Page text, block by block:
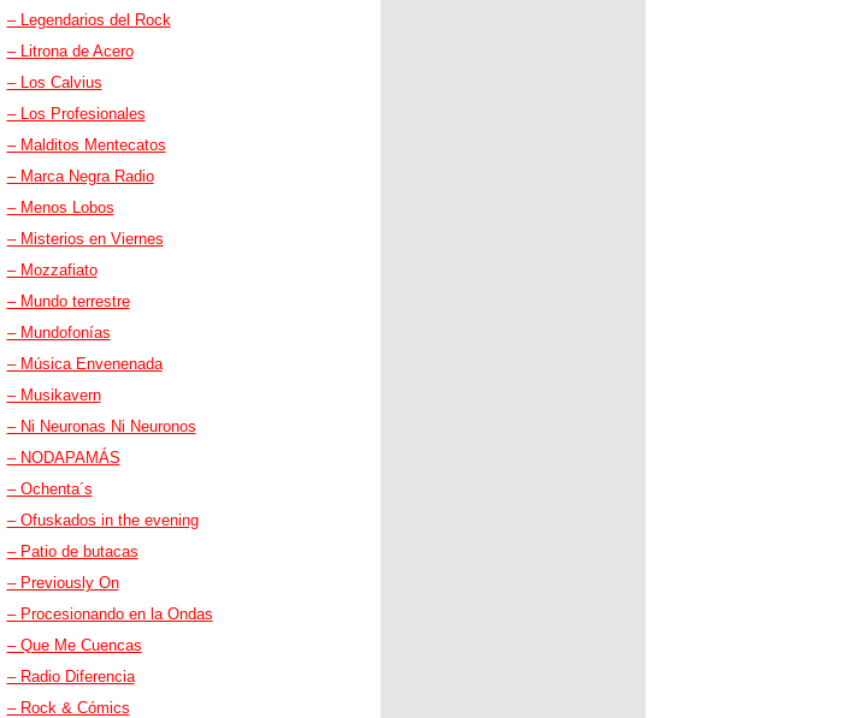
– Legendarios del Rock
– Litrona de Acero
– Los Calvius
– Los Profesionales
– Malditos Mentecatos
– Marca Negra Radio
– Menos Lobos
– Misterios en Viernes
– Mozzafiato
– Mundo terrestre
– Mundofonías
– Música Envenenada
– Musikavern
– Ni Neuronas Ni Neuronos
– NODAPAMÁS
– Ochenta´s
– Ofuskados in the evening
– Patio de butacas
– Previously On
– Procesionando en la Ondas
– Que Me Cuencas
– Radio Diferencia
– Rock & Cómics